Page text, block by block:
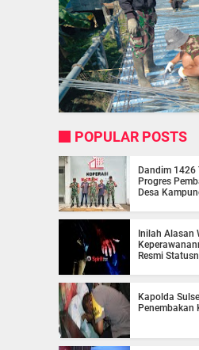
POPULAR POSTS
Dandim 1426
Progres
Desa
Inilah Alasan
Resmi
Kapolda
Penembakan